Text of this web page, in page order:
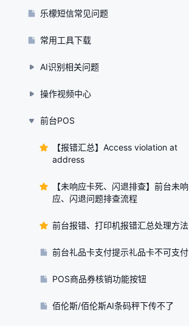
乐檬短信常见问题
常用工具下载
AI识别相关问题
操作视频中心
前台POS
【报错汇总】Access violation at
address
【未响应卡死、闪退排查】前台未响
应、闪退问题排查流程
前台报错、打印机报错汇总处理方法
前台礼品卡支付提示礼品卡不可支付
POS商品券核销功能按钮
佰伦斯/佰伦斯AI条码秤下传不了